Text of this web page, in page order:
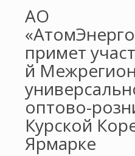
АО
примет
й
оптово-
Курской
Ярмарке